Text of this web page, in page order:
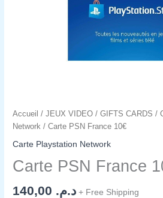
Accueil /JEUX VIDEO /GIFTS CARDS /
Network / Carte PSN France 10€
Carte Playstation Network
Carte PSN France
د.م. + Free Shipping